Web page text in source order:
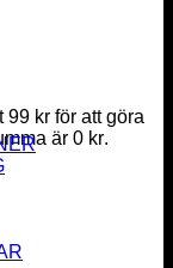
99 kr för att göra
är 0 kr.